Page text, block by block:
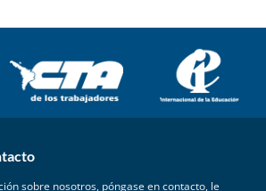
sobre nosotros, póngase en contacto, le